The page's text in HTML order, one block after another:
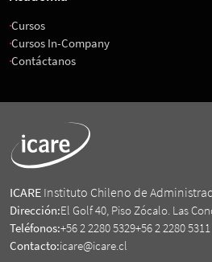
Cursos
Cursos In-Company
Contáctanos
ICARE Instituto Chileno de
Dirección:El Golf 40, Piso Zócalo. Las
Teléfonos:+56 2 2280 5329+56 2 2280 5311
Contacto:icare@icare.cl